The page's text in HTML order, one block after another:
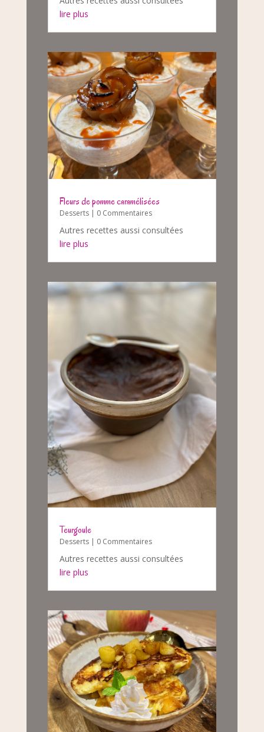
lire plus
Fleurs de pomme caramélisées
Desserts| 0 Commentaires
Autres recettes aussi consultées
lire plus
Teurgoule
Desserts| 0 Commentaires
Autres recettes aussi consultées
lire plus